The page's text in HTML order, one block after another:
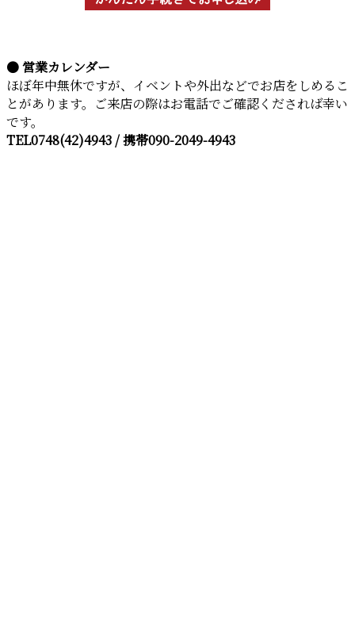
● 営業カレンダー
ほぼ年中無休ですが、イベントや外出などでお店をしめるこ
とがあります。ご来店の際はお電話でご確認くだされば幸い
です。
TEL0748(42)4943 / 携帯090-2049-4943